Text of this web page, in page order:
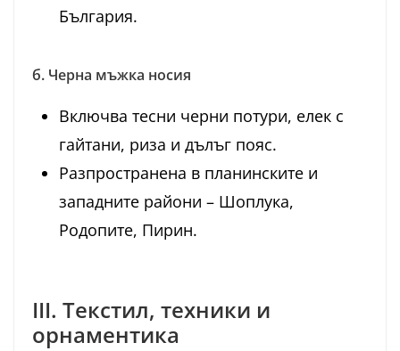
България.
б. Черна мъжка носия
Включва тесни черни потури, елек с
гайтани, риза и дълъг пояс.
Разпространена в планинските и
западните райони – Шоплука,
Родопите, Пирин.
III. Текстил, техники и
орнаментика